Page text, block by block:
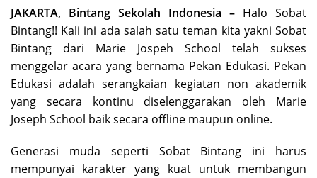
JAKARTA, Bintang Sekolah Indonesia – Halo Sobat
Bintang!! Kali ini ada salah satu teman kita yakni Sobat
Bintang dari Marie Jospeh School telah sukses
menggelar acara yang bernama Pekan Edukasi. Pekan
Edukasi adalah serangkaian kegiatan non akademik
yang secara kontinu diselenggarakan oleh Marie
Joseph School baik secara offline maupun online.
Generasi muda seperti Sobat Bintang ini harus
mempunyai karakter yang kuat untuk membangun